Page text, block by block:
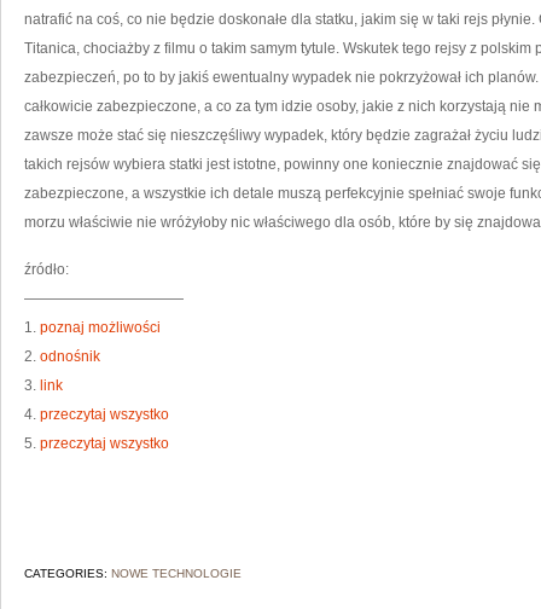
natrafić na coś, co nie będzie doskonałe dla statku, jakim się w taki rejs
Titanica, chociażby z filmu o takim samym tytule. Wskutek tego rejsy z
zabezpieczeń, po to by jakiś ewentualny wypadek nie pokrzyżował ich
całkowicie zabezpieczone, a co za tym idzie osoby, jakie z nich korzystają
zawsze może stać się nieszczęśliwy wypadek, który będzie zagrażał życiu
takich rejsów wybiera statki jest istotne, powinny one koniecznie znajdować
zabezpieczone, a wszystkie ich detale muszą perfekcyjnie spełniać swoje
morzu właściwie nie wróżyłoby nic właściwego dla osób, które by się
źródło:
———————————
1. poznaj możliwości
2. odnośnik
3. link
4. przeczytaj wszystko
5. przeczytaj wszystko
CATEGORIES: NOWE TECHNOLOGIE